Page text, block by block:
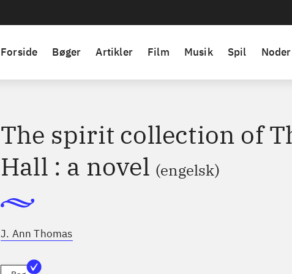
Forside Bøger Artikler Film Musik Spil Noder
The spirit collection of
Hall : a novel (engelsk)
J. Ann Thomas